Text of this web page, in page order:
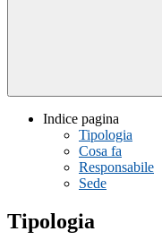
Indice pagina
Tipologia
Cosa fa
Responsabile
Sede
Tipologia